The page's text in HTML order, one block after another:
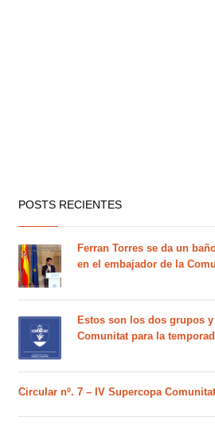
POSTS RECIENTES
Ferran Torres se da un
en el embajador de la
Estos son los dos grupos
Comunitat para la
Circular nº. 7 – IV Supercopa